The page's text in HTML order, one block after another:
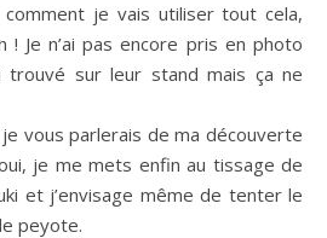
comment je vais utiliser tout cela,
Je n’ai pas encore pris en photo
trouvé sur leur stand mais ça ne
vous parlerais de ma découverte
je me mets enfin au tissage de
et j’envisage même de tenter le
peyote.